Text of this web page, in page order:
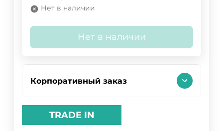
Нет в наличии
Нет в наличии
Корпоративный заказ
TRADE IN